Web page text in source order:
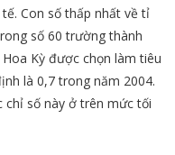
Con số thấp nhất về tỉ
số 60 trường thành
Kỳ được chọn làm tiêu
là 0,7 trong năm 2004.
số này ở trên mức tối